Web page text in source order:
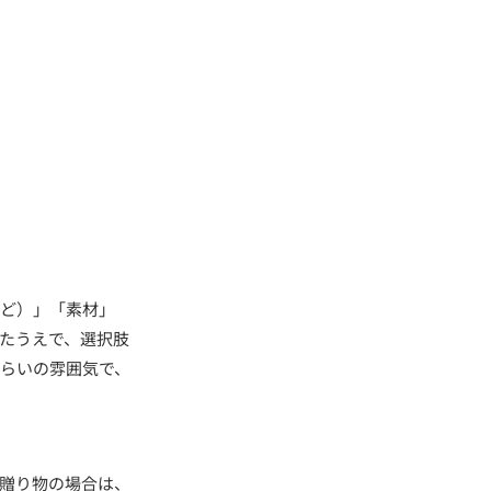
）」「素材」
うえで、選択肢
の雰囲気で、
物の場合は、